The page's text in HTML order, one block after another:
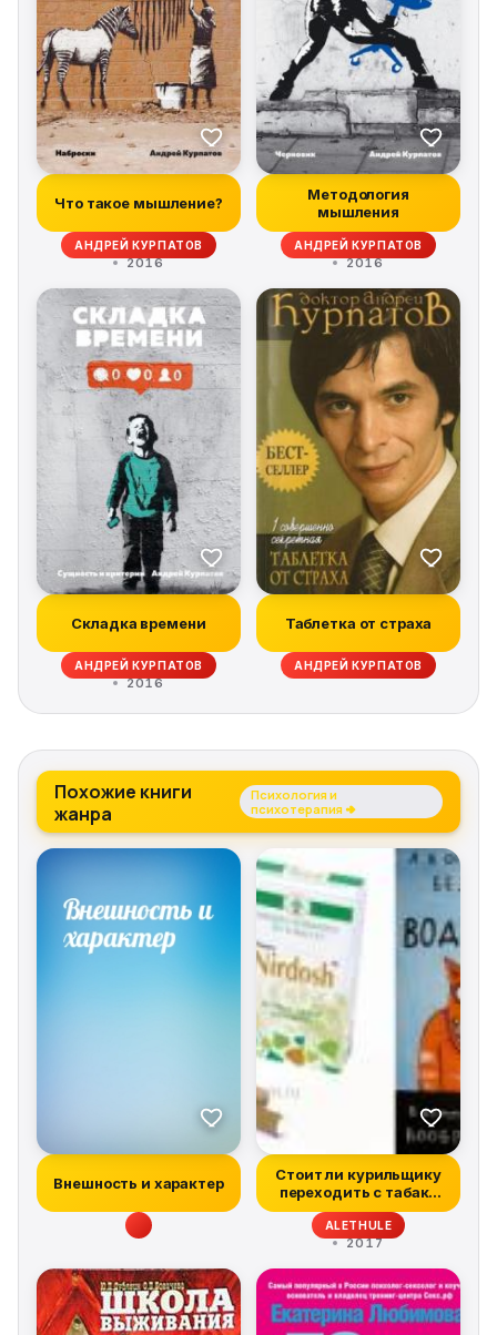
Что такое мышление?
АНДРЕЙ КУРПАТОВ
2016
Методология
мышления
АНДРЕЙ КУРПАТОВ
2016
Складка времени
АНДРЕЙ КУРПАТОВ
2016
Таблетка от страха
АНДРЕЙ КУРПАТОВ
Похожие книги
жанра
Психология и
психотерапия →
Внешность и характер
Стоит ли курильщику
переходить с табака
на электро...
ALETHULE
2017